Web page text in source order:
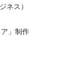
ネス）
」制作